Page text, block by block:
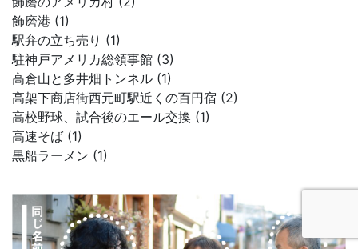
飾磨港 (1)
駅弁の立ち売り (1)
駐神戸アメリカ総領事館 (3)
高倉山と多井畑トンネル (1)
高架下商店街西元町駅近くの百円宿 (2)
高校野球、試合後のエール交換 (1)
高速そば (1)
黒船ラーメン (1)